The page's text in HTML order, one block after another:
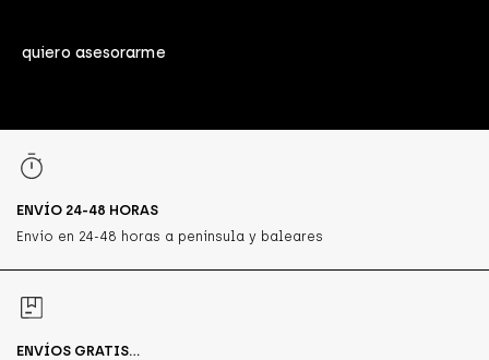
quiero asesorarme
ENVÍO 24-48 HORAS
Envío en 24-48 horas a península y baleares
ENVÍOS GRATIS...